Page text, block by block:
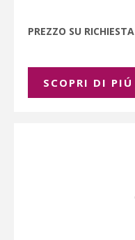
PREZZO SU RICHIESTA
SCOPRI DI PIÚ